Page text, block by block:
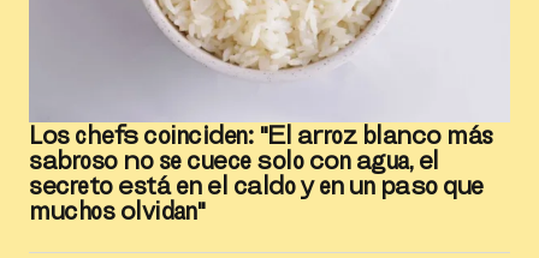
Los chefs coinciden: "El arroz blanco más
sabroso no se cuece solo con agua, el
secreto está en el caldo y en un paso que
muchos olvidan"